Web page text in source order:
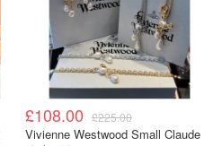
£108.00 £225.00
Vivienne Westwood Small Claude